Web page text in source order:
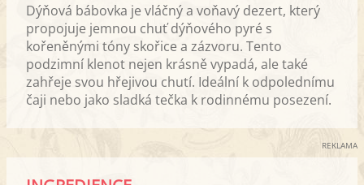
Dýňová bábovka je vláčný a voňavý dezert, který
propojuje jemnou chuť dýňového pyré s
kořeněnými tóny skořice a zázvoru. Tento
podzimní klenot nejen krásně vypadá, ale také
zahřeje svou hřejivou chutí. Ideální k odpolednímu
čaji nebo jako sladká tečka k rodinnému posezení.
REKLAMA